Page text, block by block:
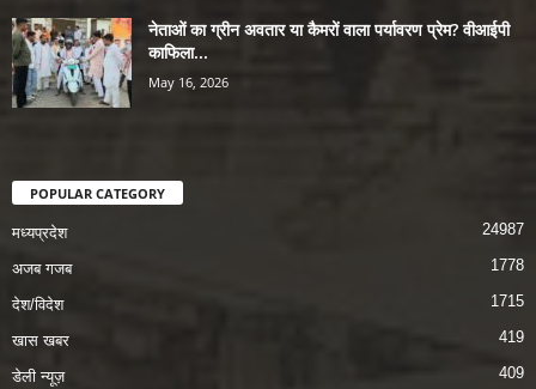
नेताओं का ग्रीन अवतार या कैमरों वाला पर्यावरण प्रेम? वीआईपी
काफिला...
May 16, 2026
POPULAR CATEGORY
मध्यप्रदेश 24987
अजब गजब 1778
देश/विदेश 1715
खास खबर 419
डेली न्यूज़ 409